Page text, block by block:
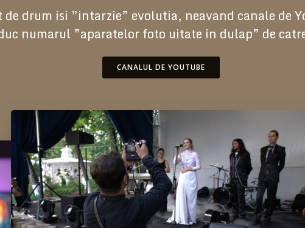
drum isi ”intarzie” evolutia, neavand canale de
numarul ”aparatelor foto uitate in dulap” de
CANALUL DE YOUTUBE